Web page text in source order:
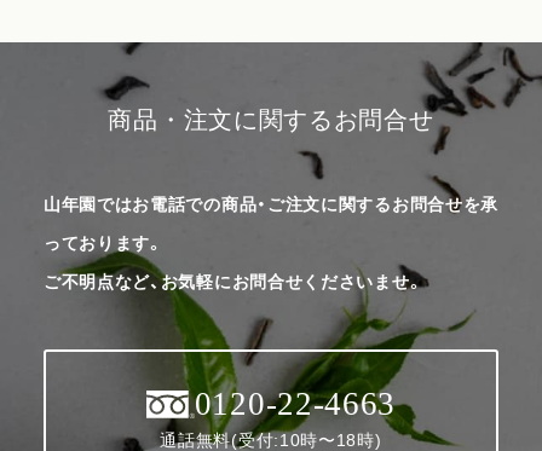
商品・注文に関するお問合せ
山年園ではお電話での商品・ご注文に関するお問合せを承
っております。
ご不明点など、お気軽にお問合せくださいませ。
0120-22-4663
通話無料(受付:10時〜18時)